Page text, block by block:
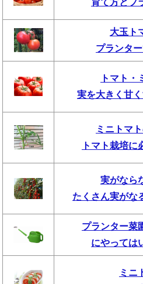
育て方とプ
大玉ト
プランタ
トマト・
実を大きく甘
ミニトマ
トマト栽培に
実がなら
たくさん実がな
プランター菜
にやっては
ミニ